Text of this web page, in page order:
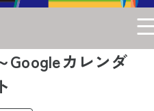
Googleカレンダ